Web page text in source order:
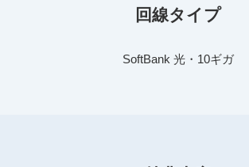
回線タイプ
SoftBank 光・10ギガ